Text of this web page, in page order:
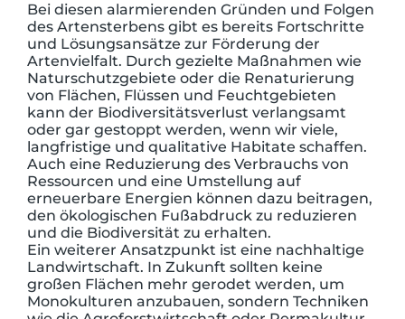
Bei diesen alarmierenden Gründen und Folgen
des Artensterbens gibt es bereits Fortschritte
und Lösungsansätze zur Förderung der
Artenvielfalt. Durch gezielte Maßnahmen wie
Naturschutzgebiete oder die Renaturierung
von Flächen, Flüssen und Feuchtgebieten
kann der Biodiversitätsverlust verlangsamt
oder gar gestoppt werden, wenn wir viele,
langfristige und qualitative Habitate schaffen.
Auch eine Reduzierung des Verbrauchs von
Ressourcen und eine Umstellung auf
erneuerbare Energien können dazu beitragen,
den ökologischen Fußabdruck zu reduzieren
und die Biodiversität zu erhalten.
Ein weiterer Ansatzpunkt ist eine nachhaltige
Landwirtschaft. In Zukunft sollten keine
großen Flächen mehr gerodet werden, um
Monokulturen anzubauen, sondern Techniken